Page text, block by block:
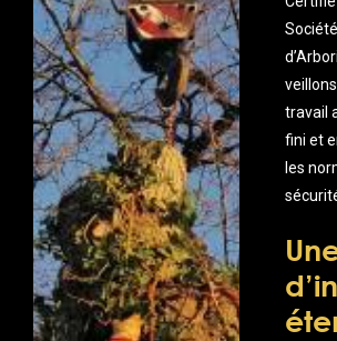
travail
fini et
les